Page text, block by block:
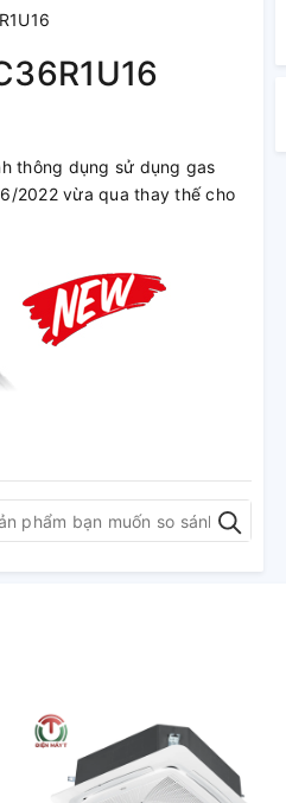
thông dụng sử dụng gas
2022 vừa qua thay thế cho